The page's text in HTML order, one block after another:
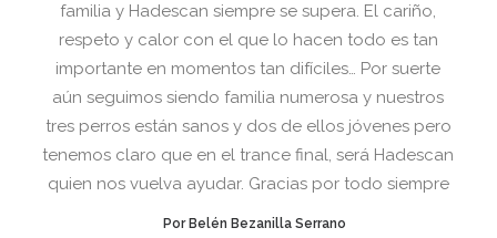
familia y Hadescan siempre se supera. El cariño,
respeto y calor con el que lo hacen todo es tan
importante en momentos tan difíciles… Por suerte
aún seguimos siendo familia numerosa y nuestros
tres perros están sanos y dos de ellos jóvenes pero
tenemos claro que en el trance final, será Hadescan
quien nos vuelva ayudar. Gracias por todo siempre
Por Belén Bezanilla Serrano